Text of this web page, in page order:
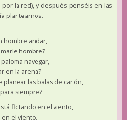
la red), y después penséis en las
plantearnos.
hombre andar,
hombre?
navegar,
en la arena?
planear las balas de cañón,
siempre?
flotando en el viento,
el viento.